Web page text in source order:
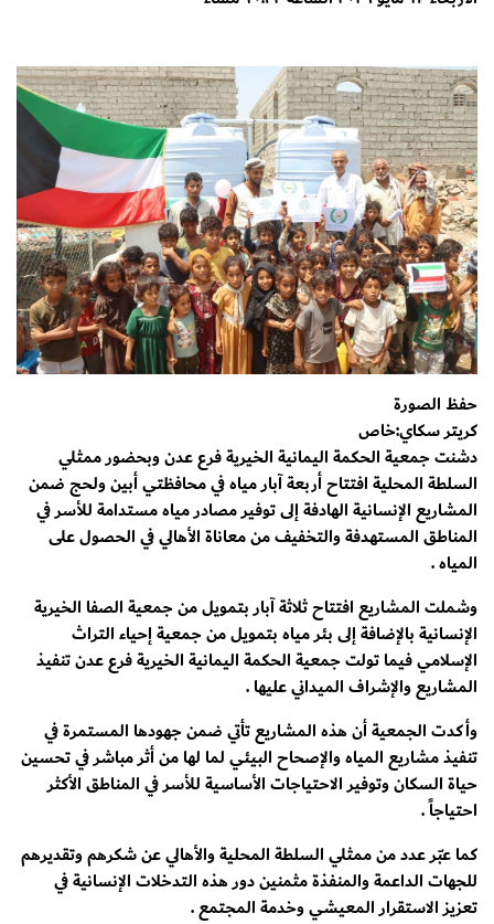
حفظ الصورة
كريتر سكاي:خاص
دشنت جمعية الحكمة اليمانية الخيرية فرع عدن وبحضور ممثلي
السلطة المحلية افتتاح أربعة آبار مياه في محافظتي أبين ولحج ضمن
المشاريع الإنسانية الهادفة إلى توفير مصادر مياه مستدامة للأسر في
المناطق المستهدفة والتخفيف من معاناة الأهالي في الحصول على
المياه .
وشملت المشاريع افتتاح ثلاثة آبار بتمويل من جمعية الصفا الخيرية
الإنسانية بالإضافة إلى بئر مياه بتمويل من جمعية إحياء التراث
الإسلامي فيما تولت جمعية الحكمة اليمانية الخيرية فرع عدن تنفيذ
المشاريع والإشراف الميداني عليها .
وأكدت الجمعية أن هذه المشاريع تأتي ضمن جهودها المستمرة في
تنفيذ مشاريع المياه والإصحاح البيئي لما لها من أثر مباشر في تحسين
حياة السكان وتوفير الاحتياجات الأساسية للأسر في المناطق الأكثر
احتياجاً .
كما عبّر عدد من ممثلي السلطة المحلية والأهالي عن شكرهم وتقديرهم
للجهات الداعمة والمنفذة مثمنين دور هذه التدخلات الإنسانية في
تعزيز الاستقرار المعيشي وخدمة المجتمع .